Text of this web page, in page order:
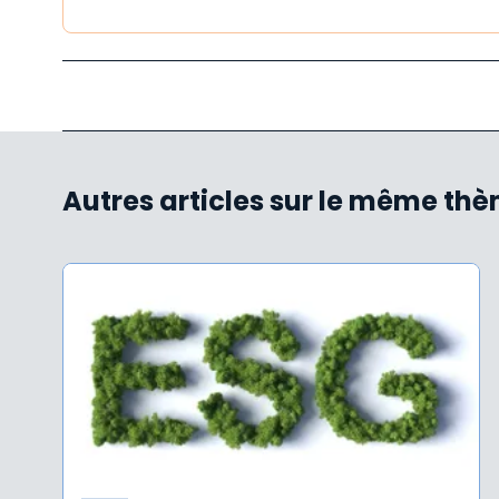
Autres articles sur le même